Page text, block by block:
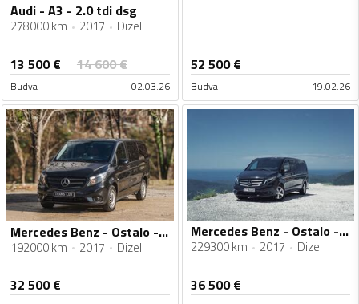
Audi - A3 - 2.0 tdi dsg
278000 km 2017 Dizel
13 500€ 14 600€
Budva 02.03.26
52 500€
Budva 19.02.26
Mercedes Benz - Ostalo - Vito 116cdi
192000 km 2017 Dizel
32 500€
Mercedes Benz - Ostalo - Vito Tourer 116cdi
229300 km 2017 Dizel
36 500€